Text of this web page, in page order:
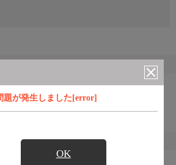
題が発生しました[error]
OK
すめ番組